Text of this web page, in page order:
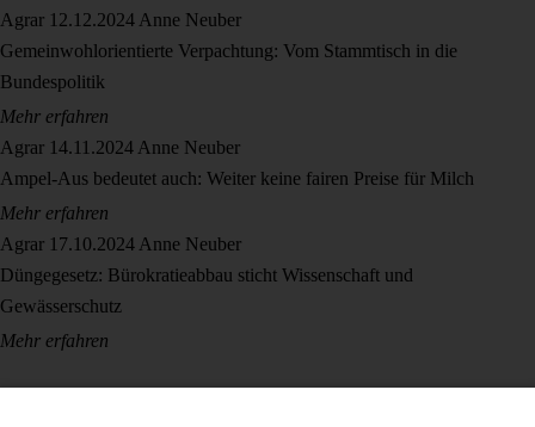
Agrar 12.12.2024 Anne Neuber
Gemeinwohlorientierte Verpachtung: Vom Stammtisch in die
Bundespolitik
Mehr erfahren
Agrar 14.11.2024 Anne Neuber
Ampel-Aus bedeutet auch: Weiter keine fairen Preise für Milch
Mehr erfahren
Agrar 17.10.2024 Anne Neuber
Düngegesetz: Bürokratieabbau sticht Wissenschaft und
Gewässerschutz
Mehr erfahren